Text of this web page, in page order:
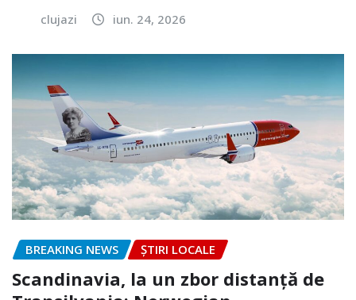
clujazi iun. 24, 2026
BREAKING NEWS ȘTIRI LOCALE
Scandinavia, la un zbor distanță de